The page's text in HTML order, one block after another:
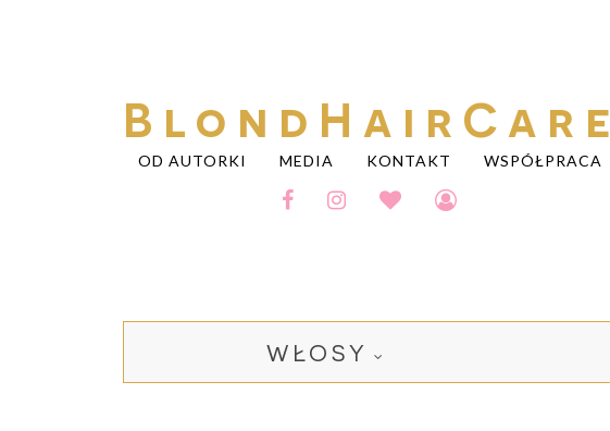
BlondHairCare
OD AUTORKI MEDIA KONTAKT WSPÓŁPRACA
WŁOSY